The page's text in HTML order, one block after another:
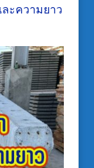
ะความยาว